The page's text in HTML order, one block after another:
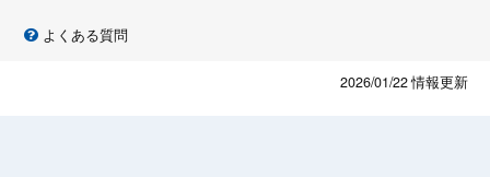
よくある質問
2026/01/22情報更新